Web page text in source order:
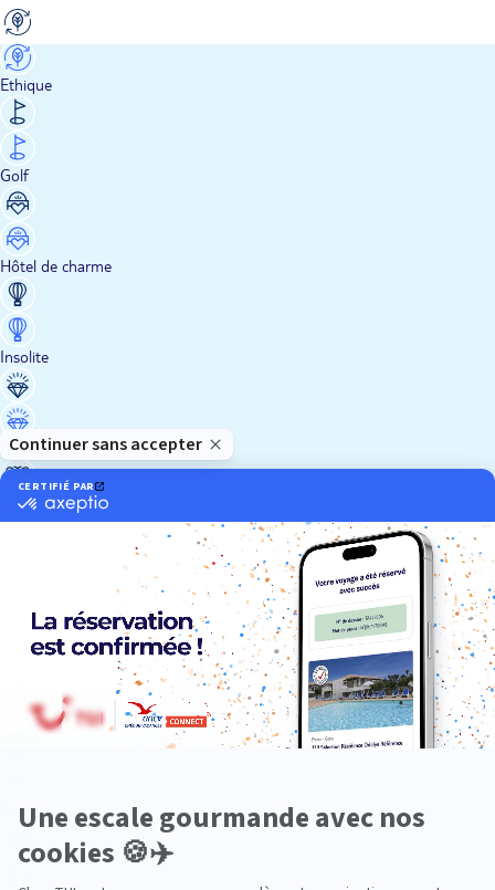
Ethique
Golf
Hôtel de charme
Insolite
Luxe
Neige
Plongée
Premium